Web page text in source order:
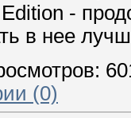
-
в нее
(0)